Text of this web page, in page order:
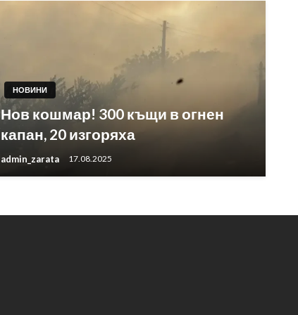
НОВИНИ
Нов кошмар! 300 къщи в огнен
капан, 20 изгоряха
admin_zarata 17.08.2025